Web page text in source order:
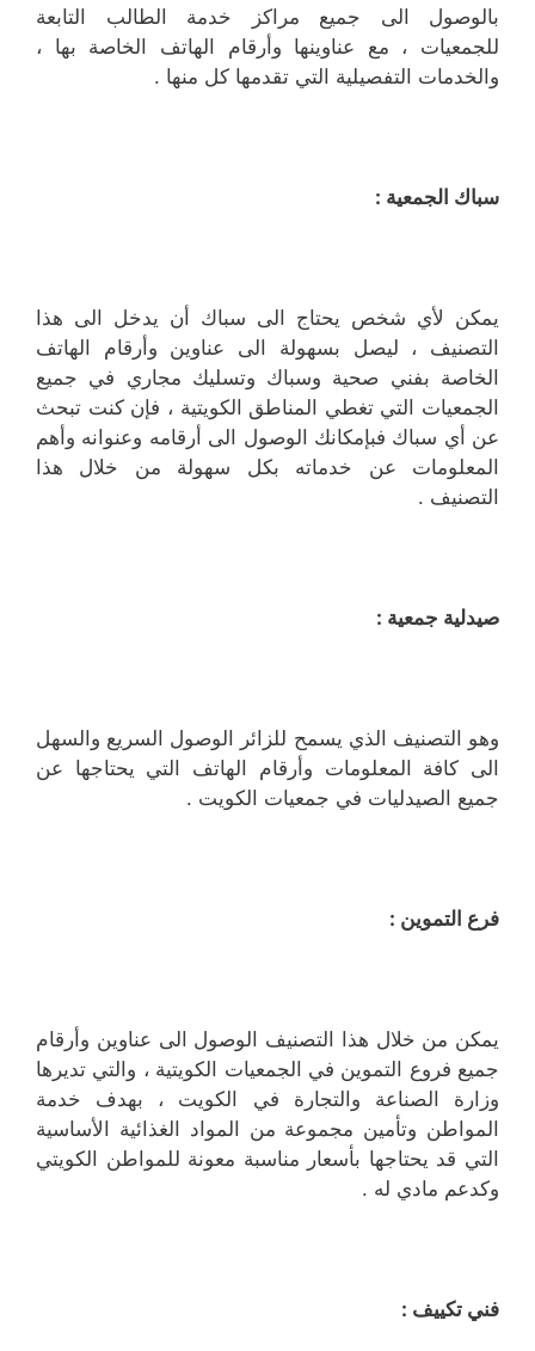
بالوصول الى جميع مراكز خدمة الطالب التابعة
للجمعيات ، مع عناوينها وأرقام الهاتف الخاصة بها ،
والخدمات التفصيلية التي تقدمها كل منها .
سباك الجمعية :
يمكن لأي شخص يحتاج الى سباك أن يدخل الى هذا
التصنيف ، ليصل بسهولة الى عناوين وأرقام الهاتف
الخاصة بفني صحية وسباك وتسليك مجاري في جميع
الجمعيات التي تغطي المناطق الكويتية ، فإن كنت تبحث
عن أي سباك فبإمكانك الوصول الى أرقامه وعنوانه وأهم
المعلومات عن خدماته بكل سهولة من خلال هذا
التصنيف .
صيدلية جمعية :
وهو التصنيف الذي يسمح للزائر الوصول السريع والسهل
الى كافة المعلومات وأرقام الهاتف التي يحتاجها عن
جميع الصيدليات في جمعيات الكويت .
فرع التموين :
يمكن من خلال هذا التصنيف الوصول الى عناوين وأرقام
جميع فروع التموين في الجمعيات الكويتية ، والتي تديرها
وزارة الصناعة والتجارة في الكويت ، بهدف خدمة
المواطن وتأمين مجموعة من المواد الغذائية الأساسية
التي قد يحتاجها بأسعار مناسبة معونة للمواطن الكويتي
وكدعم مادي له .
فني تكييف :